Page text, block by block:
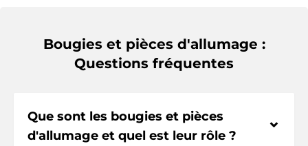
Bougies et pièces d'allumage :
Questions fréquentes
Que sont les bougies et pièces
d'allumage et quel est leur rôle ?
⌃